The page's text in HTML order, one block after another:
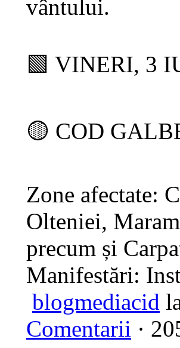
vântului.
​🟩 VINERI, 3
​🟡 COD
​Zone afectate:
Olteniei,
precum și
​Manifestări:
blogmediacid
Comentarii ·